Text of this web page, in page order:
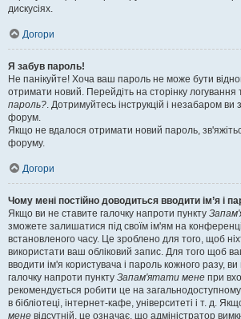
дискусіях.
Догори
Я забув пароль!
Не панікуйте! Хоча ваш пароль не може бути
отримати новий. Перейдіть на сторінку логування
пароль?. Дотримуйтесь інструкцій і незабаром ви
форум.
Якщо не вдалося отримати новий пароль,
форуму.
Догори
Чому мені постійно доводиться вводити ім’я і
Якщо ви не ставите галочку напроти пункту
зможете залишатися під своїм ім'ям на
встановленого часу. Це зроблено для того, щоб
використати ваш обліковий запис. Для того щоб
вводити ім'я користувача і пароль кожного разу,
галочку напроти пункту Запам'ятати мене при
рекомендується робити це на
в бібліотеці, інтернет-кафе, університеті і т. д.
мене відсутній, це означає, що адміністратор